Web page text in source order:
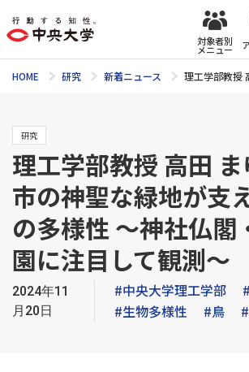
対象者別
メニュー
HOME 研究 新着ニュース 理工学部教授
研究
理工学部教授 高田
市の神聖な緑地が支
の多様性 ～神社仏閣
園に注目して観測～
2024年11
月20日
#中央大学理工学部
#生物多様性
#鳥